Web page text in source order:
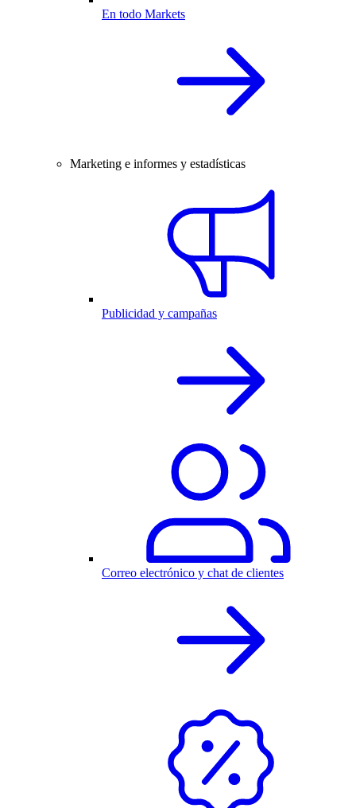
En todo Markets
Marketing e informes y estadísticas
Publicidad y campañas
Correo electrónico y chat de clientes